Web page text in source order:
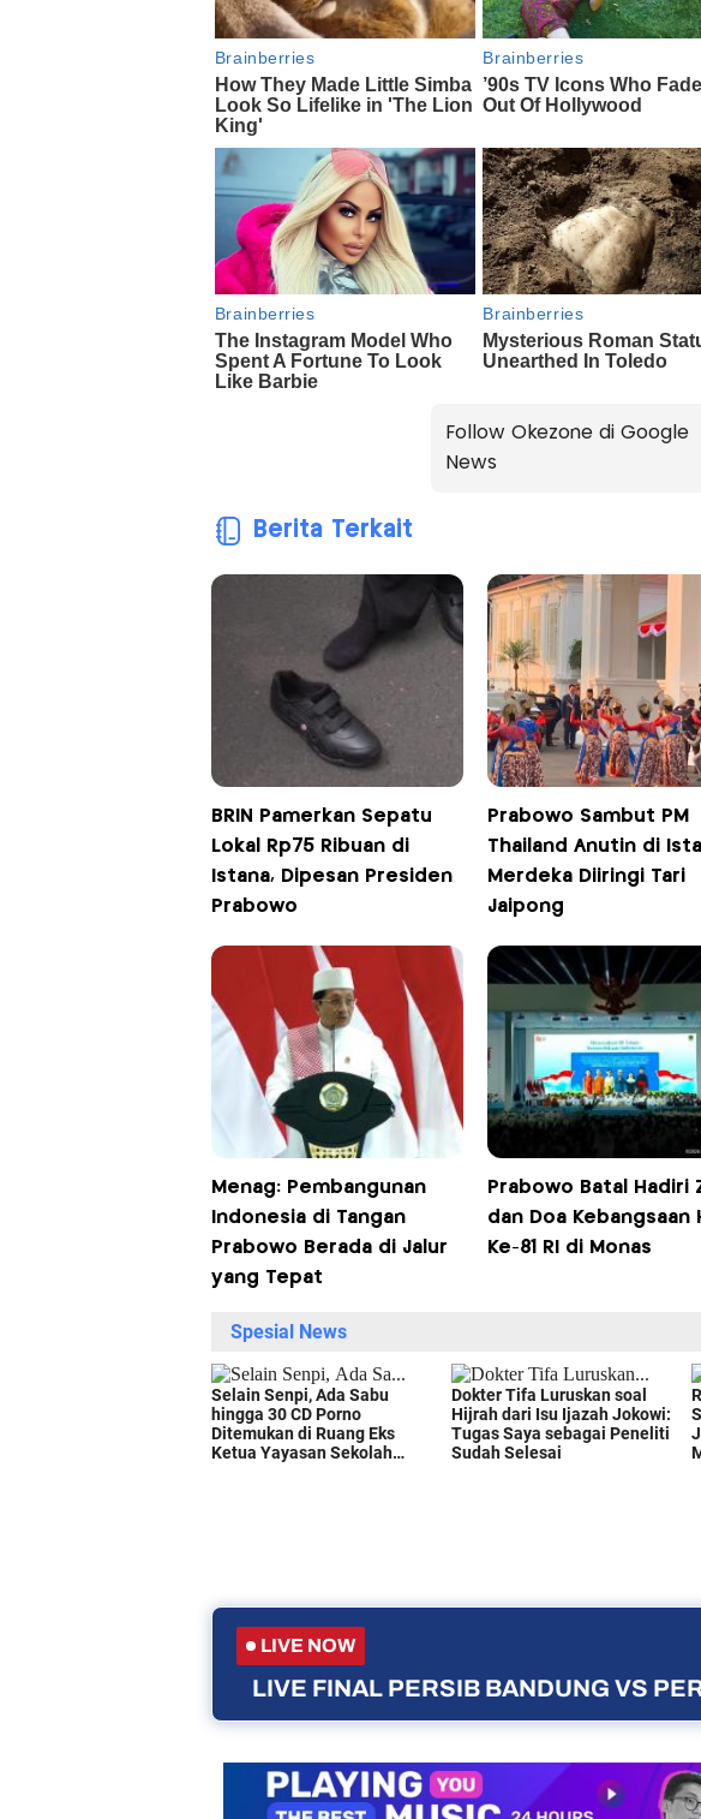
Follow Okezone di Google
News
Berita Terkait
BRIN Pamerkan Sepatu
Lokal Rp75 Ribuan di
Istana, Dipesan Presiden
Prabowo
Prabowo Sambut PM
Thailand Anutin di
Merdeka Diiringi Tari
Jaipong
Menag: Pembangunan
Indonesia di Tangan
Prabowo Berada di Jalur
yang Tepat
Prabowo Batal Hadiri
dan Doa Kebangsaan
Ke-81 RI di Monas
LIVE NOW
LIVE FINAL PERSIB BANDUNG VS